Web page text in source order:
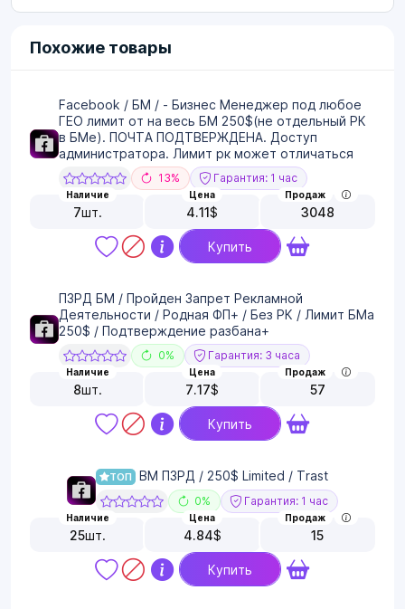
Похожие товары
Facebook / БМ / - Бизнес Менеджер под любое
ГЕО лимит от на весь БМ 250$(не отдельный РК
в БМе). ПОЧТА ПОДТВЕРЖДЕНА. Доступ
администратора. Лимит рк может отличаться
13% Гарантия: 1 час
Наличие
7шт.
Цена
4.11$
Продаж
3048
Купить
ПЗРД БМ / Пройден Запрет Рекламной
Деятельности / Родная ФП+ / Без РК / Лимит БМа
250$ / Подтверждение разбана+
0% Гарантия: 3 часа
Наличие
8шт.
Цена
7.17$
Продаж
57
Купить
ТОП BM ПЗРД / 250$ Limited / Trast
0% Гарантия: 1 час
Наличие
25шт.
Цена
4.84$
Продаж
15
Купить